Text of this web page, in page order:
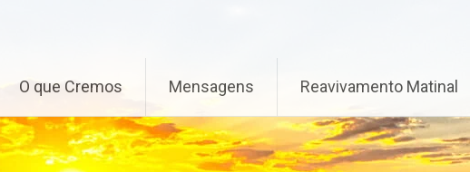
O que Cremos Mensagens Reavivamento Matinal